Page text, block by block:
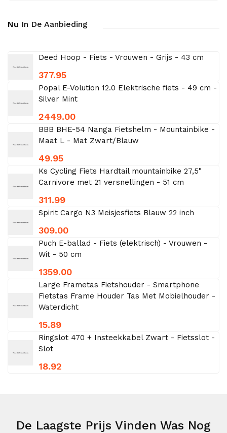
Nu In De Aanbieding
Deed Hoop - Fiets - Vrouwen - Grijs - 43 cm
377.95
Popal E-Volution 12.0 Elektrische fiets - 49 cm -
Silver Mint
2449.00
BBB BHE-54 Nanga Fietshelm - Mountainbike -
Maat L - Mat Zwart/Blauw
49.95
Ks Cycling Fiets Hardtail mountainbike 27,5"
Carnivore met 21 versnellingen - 51 cm
311.99
Spirit Cargo N3 Meisjesfiets Blauw 22 inch
309.00
Puch E-ballad - Fiets (elektrisch) - Vrouwen -
Wit - 50 cm
1359.00
Large Frametas Fietshouder - Smartphone
Fietstas Frame Houder Tas Met Mobielhouder -
Waterdicht
15.89
Ringslot 470 + Insteekkabel Zwart - Fietsslot -
Slot
18.92
De Laagste Prijs Vinden Was Nog